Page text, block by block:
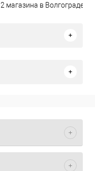
2 магазина в Волгограде